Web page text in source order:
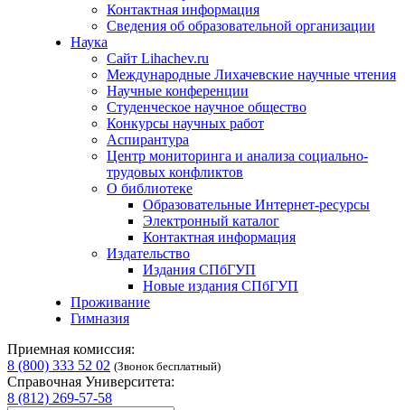
Контактная информация
Сведения об образовательной организации
Наука
Сайт Lihachev.ru
Международные Лихачевские научные чтения
Научные конференции
Студенческое научное общество
Конкурсы научных работ
Аспирантура
Центр мониторинга и анализа социально-
трудовых конфликтов
О библиотеке
Образовательные Интернет-ресурсы
Электронный каталог
Контактная информация
Издательство
Издания СПбГУП
Новые издания СПбГУП
Проживание
Гимназия
Приемная комиссия:
8 (800) 333 52 02 (Звонок бесплатный)
Справочная Университета:
8 (812) 269-57-58